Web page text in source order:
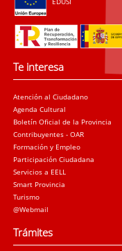
Te interesa
Atención al Ciudadano
Agenda Cultural
Boletín Oficial de la Provincia
Contribuyentes - OAR
Formación y Empleo
Participación Ciudadana
Servicios a EELL
Smart Provincia
Turismo
@Webmail
Trámites